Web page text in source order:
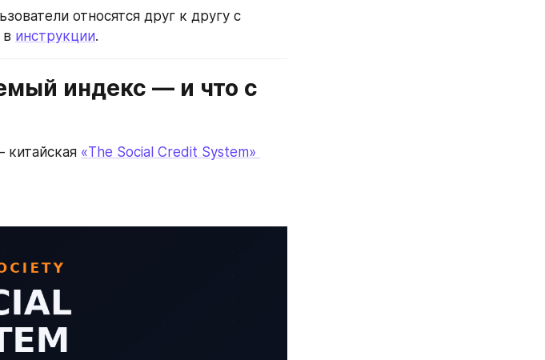
относятся друг к другу с
инструкции.
индекс — и что с
«The Social Credit System»